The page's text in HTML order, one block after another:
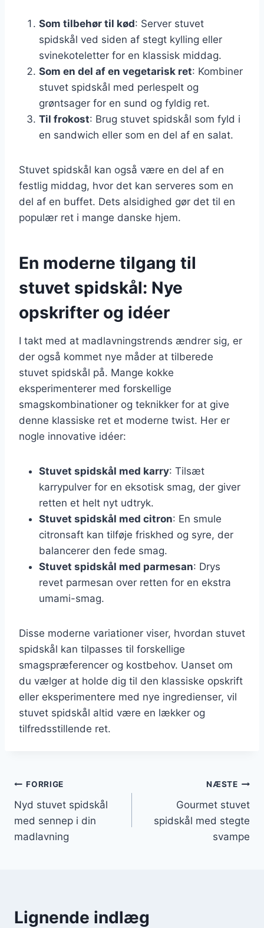
Som tilbehør til kød: Server stuvet
spidskål ved siden af stegt kylling eller
svinekoteletter for en klassisk middag.
Som en del af en vegetarisk ret: Kombiner
stuvet spidskål med perlespelt og
grøntsager for en sund og fyldig ret.
Til frokost: Brug stuvet spidskål som fyld i
en sandwich eller som en del af en salat.
Stuvet spidskål kan også være en del af en
festlig middag, hvor det kan serveres som en
del af en buffet. Dets alsidighed gør det til en
populær ret i mange danske hjem.
En moderne tilgang til
stuvet spidskål: Nye
opskrifter og idéer
I takt med at madlavningstrends ændrer sig, er
der også kommet nye måder at tilberede
stuvet spidskål på. Mange kokke
eksperimenterer med forskellige
smagskombinationer og teknikker for at give
denne klassiske ret et moderne twist. Her er
nogle innovative idéer:
Stuvet spidskål med karry: Tilsæt
karrypulver for en eksotisk smag, der giver
retten et helt nyt udtryk.
Stuvet spidskål med citron: En smule
citronsaft kan tilføje friskhed og syre, der
balancerer den fede smag.
Stuvet spidskål med parmesan: Drys
revet parmesan over retten for en ekstra
umami-smag.
Disse moderne variationer viser, hvordan stuvet
spidskål kan tilpasses til forskellige
smagspræferencer og kostbehov. Uanset om
du vælger at holde dig til den klassiske opskrift
eller eksperimentere med nye ingredienser, vil
stuvet spidskål altid være en lækker og
tilfredsstillende ret.
Indlægsnavigation
FORRIGE
Nyd stuvet spidskål
med sennep i din
madlavning
NÆSTE
Gourmet stuvet
spidskål med stegte
svampe
Lignende indlæg